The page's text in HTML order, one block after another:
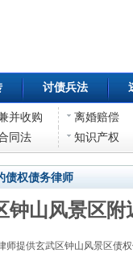
讨债兵法
并收购 离婚赔偿
同法 知识产权
债权债务律师
钟山风景区附
师提供玄武区钟山风景区债